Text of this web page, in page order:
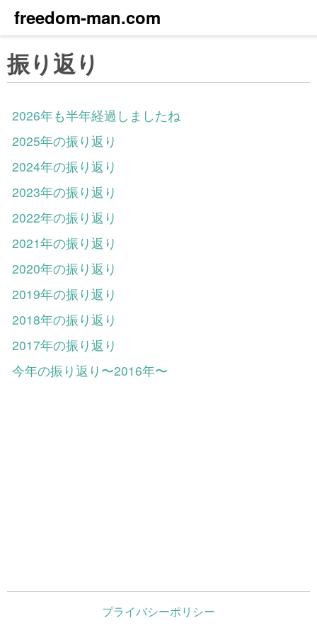
freedom-man.com
振り返り
2026年も半年経過しましたね
2025年の振り返り
2024年の振り返り
2023年の振り返り
2022年の振り返り
2021年の振り返り
2020年の振り返り
2019年の振り返り
2018年の振り返り
2017年の振り返り
今年の振り返り〜2016年〜
プライバシーポリシー